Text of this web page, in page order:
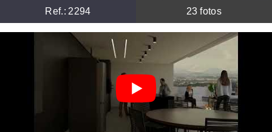
Ref.: 2294 23 fotos